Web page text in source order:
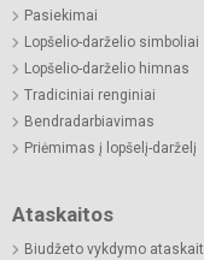
Pasiekimai
Lopšelio-darželio simboliai
Lopšelio-darželio himnas
Tradiciniai renginiai
Bendradarbiavimas
Priėmimas į lopšelį-darželį
Ataskaitos
Biudžeto vykdymo